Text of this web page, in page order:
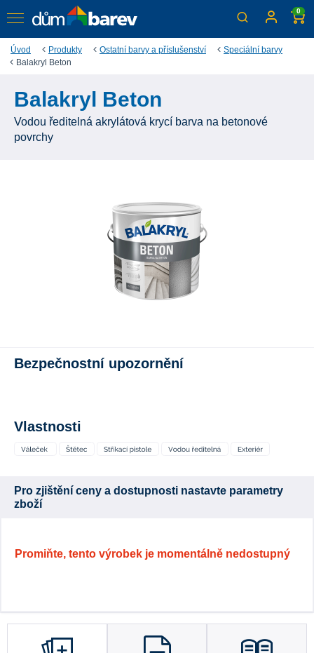
0
Úvod Produkty Ostatní barvy a příslušenství
Speciální barvy
Balakryl Beton
Balakryl Beton
Vodou ředitelná akrylátová krycí barva na betonové
povrchy
Bezpečnostní upozornění
Vlastnosti
Pro zjištění ceny a dostupnosti nastavte parametry
zboží
Promiňte, tento výrobek je momentálně nedostupný